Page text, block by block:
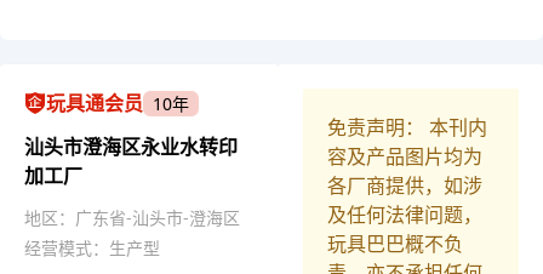
玩具通会员 10年
汕头市澄海区永业水转印
加工厂
地区：广东省-汕头市-澄海区
经营模式：生产型
免责声明： 本刊内
容及产品图片均为
各厂商提供，如涉
及任何法律问题，
玩具巴巴概不负